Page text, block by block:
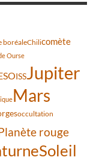
boréaleChilicomète
Ourse
ISSJupiter
Mars
occultation
rouge
Soleil